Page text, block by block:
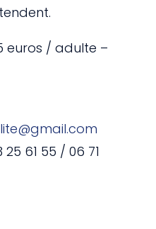
euros / adulte –
61 55 / 06 71